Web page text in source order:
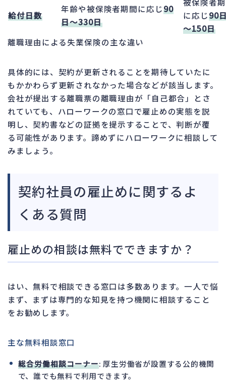
給付日数
年齢や被保険者期間に応じ90
日～330日
に応じ90
～150日
離職理由による失業保険の主な違い
具体的には、契約が更新されることを期待していたに
もかかわらず更新されなかった場合などが該当します。
会社が提出する離職票の離職理由が「自己都合」とさ
れていても、ハローワークの窓口で雇止めの実態を説
明し、契約書などの証拠を提示することで、判断が覆
る可能性があります。諦めずにハローワークに相談して
みましょう。
契約社員の雇止めに関するよ
くある質問
雇止めの相談は無料でできますか？
はい、無料で相談できる窓口は多数あります。一人で悩
まず、まずは専門的な知見を持つ機関に相談すること
をお勧めします。
主な無料相談窓口
総合労働相談コーナー: 厚生労働省が設置する公的機関
で、誰でも無料で利用できます。